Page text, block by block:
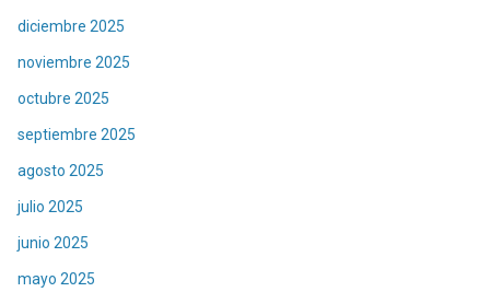
diciembre 2025
noviembre 2025
octubre 2025
septiembre 2025
agosto 2025
julio 2025
junio 2025
mayo 2025